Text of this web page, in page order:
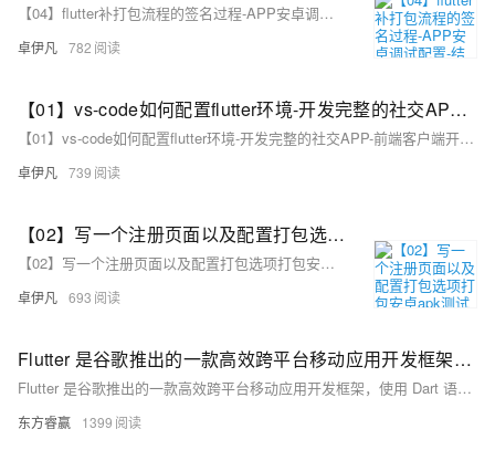
【04】flutter补打包流程的签名过程-APP安卓调试配置-结构化项目目录-完善注册相关页面-开发完整的社交APP-前端客户端开发+数据联调|以优雅草商业项目为例做开发-flutter开发-全流程
卓伊凡 782
【01】vs-code如何配置flutter环境-开发完整的社交APP-前端客户端开发+数据联调|以优雅草商业项目为例做开发-flutter开发-全流程-商业应用级实战开发-优雅草央千澈-供大大的学习提升
【01】vs-code如何配置flutter环境-开发完整的社交APP-前端客户端开发+数据联调|以优雅草商业项目为例做开发-flutter开发-全流程-商业应用级实战开发-优雅草央千澈-供大大的学习提升
卓伊凡 739
【02】写一个注册页面以及配置打包选项打包安卓apk测试—开发完整的社交APP-前端客户端开发+数据联调|以优雅草商业项目为例做开发-flutter开发-全流程-商业应用级实战开发-优雅草央千澈
【02】写一个注册页面以及配置打包选项打包安卓apk测试—开发完整的社交APP-前端客户端开发+数据联调|以优雅草商业项目为例做开发-flutter开发-全流程-商业应用级实战开发-优雅草央千澈
卓伊凡 693
Flutter 是谷歌推出的一款高效跨平台移动应用开发框架，使用 Dart 语言，具备快速开发、跨平台支持、高性能、热重载及美观界面等特点。
Flutter 是谷歌推出的一款高效跨平台移动应用开发框架，使用 Dart 语言，具备快速开发、跨平台支持、高性能、热重载及美观界面等特点。本文从 Flutter 简介、特点、开发环境搭建、应用架构、组件详解、路由管理、状态管理、与原生代码交互、性能优化、应用发布与部署及未来趋势等方面，全面解析 Flutter 技术，助你掌握这一前沿开发工具。
东方睿赢 1399